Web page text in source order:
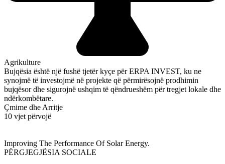
Agrikulture
Bujqësia është një fushë tjetër kyçe për ERPA INVEST, ku ne
synojmë të investojmë në projekte që përmirësojnë prodhimin
bujqësor dhe sigurojnë ushqim të qëndrueshëm për tregjet lokale dhe
ndërkombëtare.
Çmime dhe Arritje
10 vjet përvojë
Improving The Performance Of Solar Energy.
PËRGJEGJËSIA SOCIALE